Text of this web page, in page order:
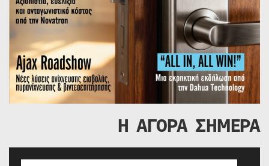
Η ΑΓΟΡΑ ΣΗΜΕΡΑ